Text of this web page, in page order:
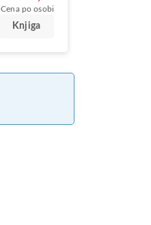
Cena po osobi
Knjiga